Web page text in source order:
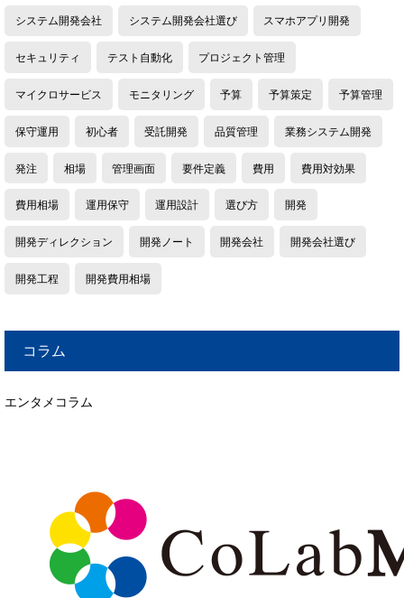
システム開発会社 システム開発会社選び スマホアプリ開発
セキュリティ テスト自動化 プロジェクト管理
マイクロサービス モニタリング 予算 予算策定 予算管理
保守運用 初心者 受託開発 品質管理 業務システム開発
発注 相場 管理画面 要件定義 費用 費用対効果
費用相場 運用保守 運用設計 選び方 開発
開発ディレクション 開発ノート 開発会社 開発会社選び
開発工程 開発費用相場
コラム
エンタメコラム